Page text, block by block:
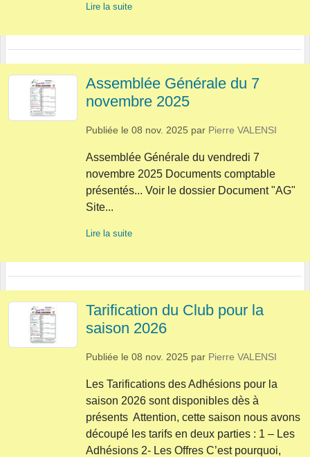
Lire la suite
Assemblée Générale du 7
novembre 2025
Publiée le 08 nov. 2025 par Pierre VALENSI
Assemblée Générale du vendredi 7
novembre 2025 Documents comptable
présentés... Voir le dossier Document "AG"
Site...
Lire la suite
Tarification du Club pour la
saison 2026
Publiée le 08 nov. 2025 par Pierre VALENSI
Les Tarifications des Adhésions pour la
saison 2026 sont disponibles dès à
présents Attention, cette saison nous avons
découpé les tarifs en deux parties : 1 – Les
Adhésions 2- Les Offres C’est pourquoi,